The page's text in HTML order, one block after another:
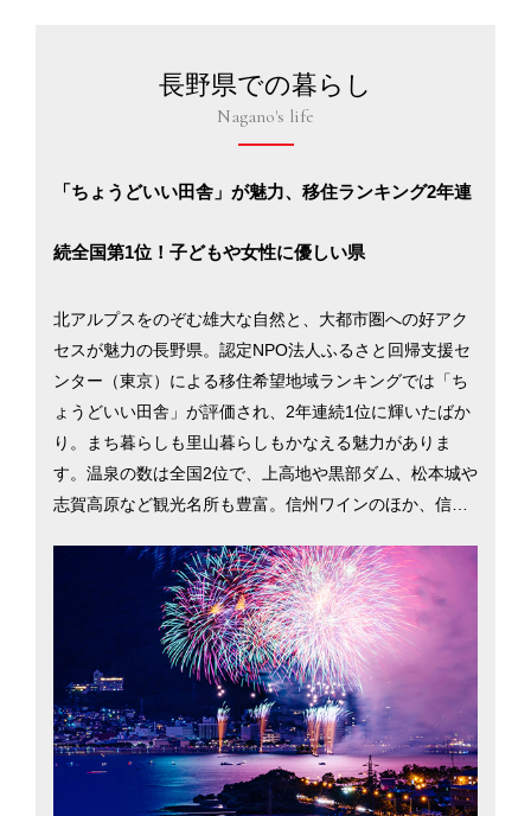
長野県での暮らし
Nagano's life
「ちょうどいい田舎」が魅力、移住ランキング2年連
続全国第1位！子どもや女性に優しい県
北アルプスをのぞむ雄大な自然と、大都市圏への好アク
セスが魅力の長野県。認定NPO法人ふるさと回帰支援セ
ンター（東京）による移住希望地域ランキングでは「ち
ょうどいい田舎」が評価され、2年連続1位に輝いたばか
り。まち暮らしも里山暮らしもかなえる魅力がありま
す。温泉の数は全国2位で、上高地や黒部ダム、松本城や
志賀高原など観光名所も豊富。信州ワインのほか、信州
は安心して子どもを産み、育てられるよう多子世帯の保
育料を減免。女性の就業率全国 2位や高齢者就業率は日
本一（2015年）など誰にでも居場所がある県づくりを進
めています。長野市と松本市を中心に、長野県への移住
を検討するのに役立つ情報を掲載しています。北アルプ
スをのぞむ雄大な自然と、大都市圏への好アクセスが魅
力の長野県。認定NPO法人ふるさと回帰支援センター
（東京）による移住希望地域ランキングでは「ちょうど